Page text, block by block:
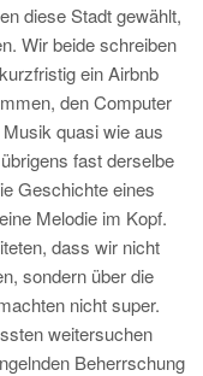
diese Stadt gewählt,
Wir beide schreiben
ein Airbnb
den Computer
quasi wie aus
fast derselbe
Geschichte eines
Melodie im Kopf.
dass wir nicht
sondern über die
nicht super.
weitersuchen
Beherrschung